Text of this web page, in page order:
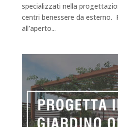
specializzati nella
centri benessere da esterno.
all’aperto...